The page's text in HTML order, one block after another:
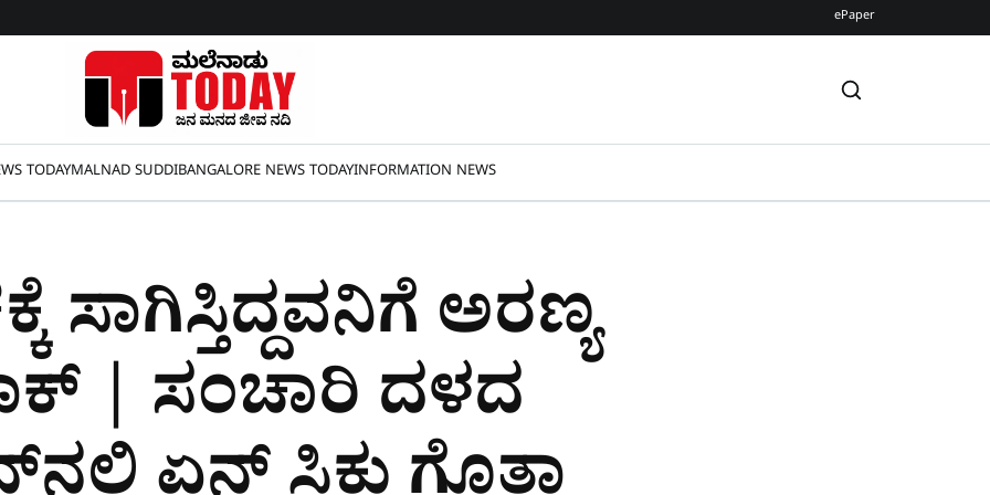
ePaper
TODAYMALNAD SUDDIBANGALORE NEWS TODAYINFORMATION NEWS
ಸಾಗಿಸ್ತಿದ್ದವನಿಗೆ ಅರಣ್ಯ
| ಸಂಚಾರಿ ದಳದ